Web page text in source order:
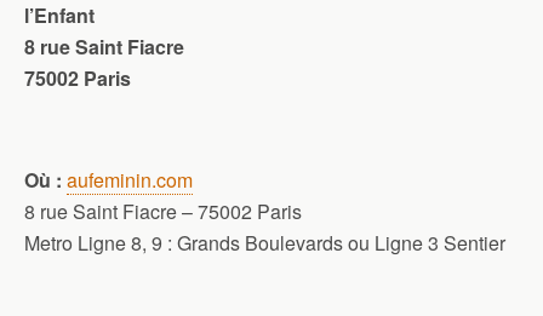
l’Enfant
8 rue Saint Fiacre
75002 Paris
Où : aufeminin.com
8 rue Saint Fiacre – 75002 Paris
Metro Ligne 8, 9 : Grands Boulevards ou Ligne 3 Sentier